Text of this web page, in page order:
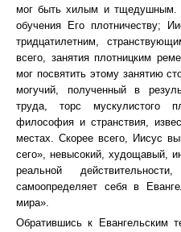
мог быть хилым и тщедушным.
обучения Его плотничеству;
тридцатилетним,
всего, занятия плотницким
мог посвятить этому занятию
могучий, полученный в
труда, торс мускулистого
философия и странствия,
местах. Скорее всего, Иисус
сего», невысокий, худощавый,
реальной
самоопределяет себя в
мира».
Обратившись к Евангельским